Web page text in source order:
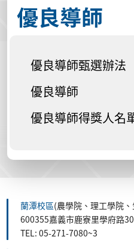
優良導師
優良導師甄選辦法
優良導師
優良導師得獎人名
蘭潭校區(農學院、理工學院
600355嘉義市鹿寮里學府路
TEL: 05-271-7080~3